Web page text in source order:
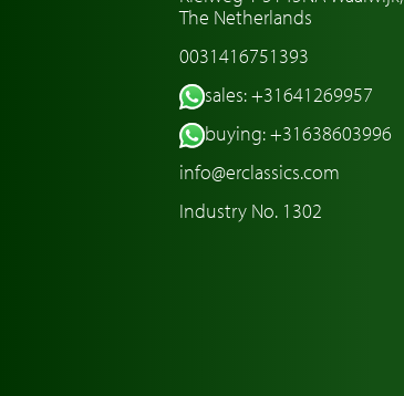
The Netherlands
0031416751393
sales: +31641269957
buying: +31638603996
info@erclassics.com
Industry No. 1302